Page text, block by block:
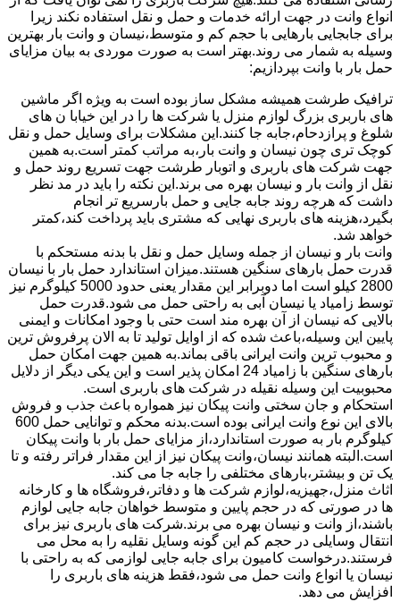
انواع وانت در جهت ارائه خدمات و حمل و نقل استفاده نکند زیرا
برای جابجایی بارهایی با حجم کم و متوسط،نیسان و وانت بار بهترین
وسیله به شمار می روند.بهتر است به صورت موردی به بیان مزایای
حمل بار با وانت بپردازیم:
ترافیک طرشت همیشه مشکل ساز بوده است به ویژه اگر ماشین
های باربری بزرگ لوازم منزل یا شرکت ها را در این خیابا ن های
شلوغ و پرازدحام،جابه جا کنند.این مشکلات برای وسایل حمل و نقل
کوچک تری چون نیسان و وانت بار،به مراتب کمتر است.به همین
جهت شرکت های باربری و اتوبار طرشت جهت تسریع روند حمل و
نقل از وانت بار و نیسان بهره می برند.این نکته را باید در مد نظر
داشت که هرچه روند جابه جایی و حمل بارسریع تر انجام
بگیرد،هزینه های باربری نهایی که مشتری باید پرداخت کند،کمتر
خواهد شد.
وانت بار و نیسان از جمله وسایل حمل و نقل با بدنه مستحکم با
قدرت حمل بارهای سنگین هستند.میزان استاندارد حمل بار با نیسان
2800 کیلو است اما دوبرابر این مقدار یعنی حدود 5000 کیلوگرم نیز
توسط زامیاد یا نیسان آبی به راحتی حمل می شود.قدرت حمل
بالایی که نیسان از آن بهره مند است حتی با وجود امکانات و ایمنی
پایین این وسیله،باعث شده که از اوایل تولید تا به الان پرفروش ترین
و محبوب ترین وانت ایرانی باقی بماند.به همین جهت امکان حمل
بارهای سنگین با زامیاد 24 امکان پذیر است و این یکی دیگر از دلایل
محبوبیت این وسیله نقیله در شرکت های باربری است.
استحکام و جان سختی وانت پیکان نیز همواره باعث جذب و فروش
بالای این نوع وانت ایرانی بوده است.بدنه محکم و توانایی حمل 600
کیلوگرم بار به صورت استاندارد،از مزایای حمل بار با وانت پیکان
است.البته همانند نیسان،وانت پیکان نیز از این مقدار فراتر رفته و تا
یک تن و بیشتر،بارهای مختلفی را جابه جا می کند.
اثاث منزل،جهیزیه،لوازم شرکت ها و دفاتر،فروشگاه ها و کارخانه
ها در صورتی که در حجم پایین و متوسط خواهان جابه جایی لوازم
باشند،از وانت و نیسان بهره می برند.شرکت های باربری نیز برای
انتقال وسایلی در حجم کم این گونه وسایل نقلیه را به محل می
فرستند.درخواست کامیون برای جابه جایی لوازمی که به راحتی با
نیسان یا انواع وانت حمل می شود،فقط هزینه های باربری را
افزایش می دهد.